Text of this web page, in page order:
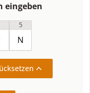
eingeben
5